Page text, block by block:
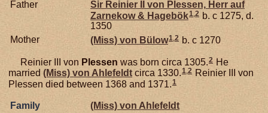
Father Sir Reinier II von Plessen, Herr auf
Zarnekow & Hagebök1 2 b. c 1275, d.
1350
Mother
(Miss) von Bülow1 2 b. c 1270
Reinier III von Plessen was born circa 1305.2 He
married (Miss) von Ahlefeldt circa 1330.1,2 Reinier III von
Plessen died between 1368 and 1371.1
Family (Miss) von Ahlefeldt